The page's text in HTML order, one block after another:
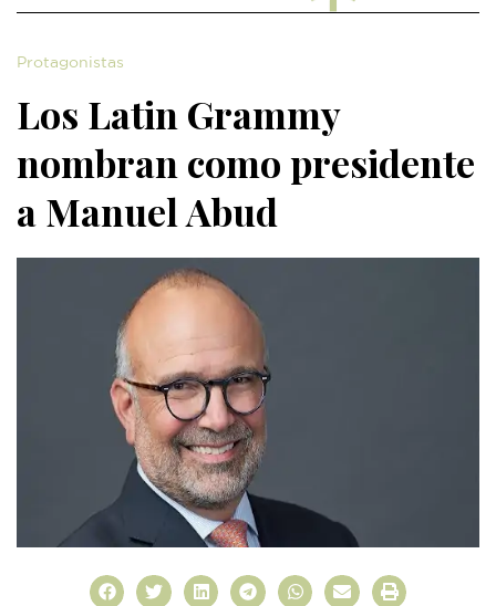
Protagonistas
Los Latin Grammy
nombran como presidente
a Manuel Abud